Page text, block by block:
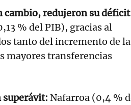
cambio, redujeron su
% del PIB), gracias al
tanto del incremento de la
mayores transferencias
superávit: Nafarroa (0,4 %